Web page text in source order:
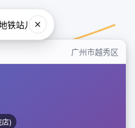
广州市越秀区
)